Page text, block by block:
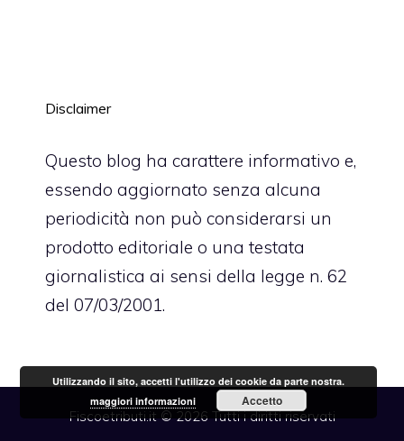
Disclaimer
Questo blog ha carattere informativo e,
essendo aggiornato senza alcuna
periodicità non può considerarsi un
prodotto editoriale o una testata
giornalistica ai sensi della legge n. 62
del 07/03/2001.
Fiscoetributi.it © 2026 Tutti i diritti riservati
Utilizzando il sito, accetti l'utilizzo dei cookie da parte nostra.
maggiori informazioni
Accetto